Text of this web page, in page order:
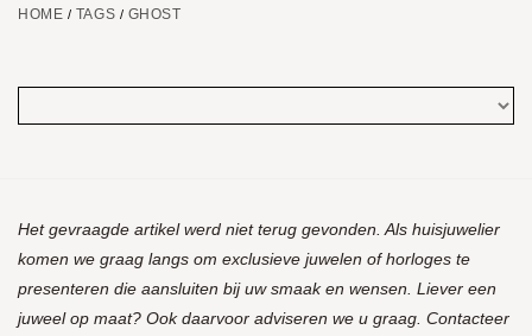
Aanbiedingen
HOME / TAGS / GHOST
Het gevraagde artikel werd niet terug gevonden. Als huisjuwelier
komen we graag langs om exclusieve juwelen of horloges te
presenteren die aansluiten bij uw smaak en wensen. Liever een
juweel op maat? Ook daarvoor adviseren we u graag. Contacteer